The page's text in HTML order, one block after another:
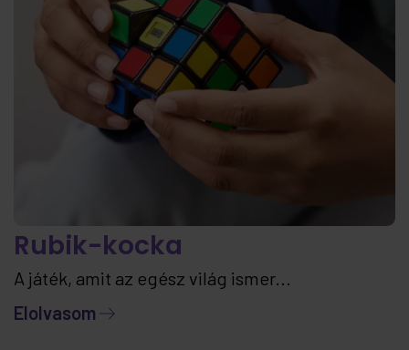
Rubik-kocka
A játék, amit az egész világ ismer...
Elolvasom